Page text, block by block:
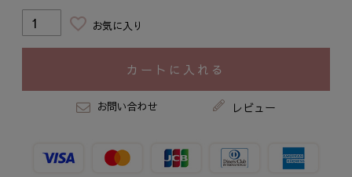
お気に入り
カートに入れる
お問い合わせ レビュー